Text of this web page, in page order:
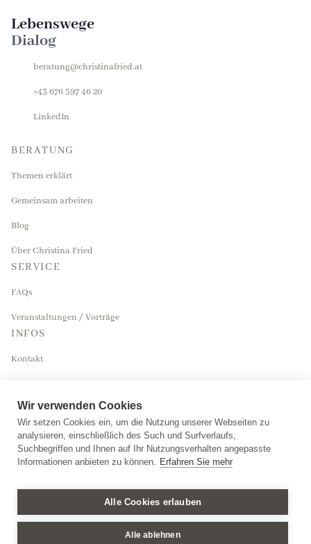
Wir verwenden Cookies
Wir setzen Cookies ein, um die Nutzung unserer Webseiten zu
analysieren, einschließlich des Such und Surfverlaufs,
Suchbegriffen und Ihnen auf Ihr Nutzungsverhalten angepasste
Informationen anbieten zu können. Erfahren Sie mehr
Alle Cookies erlauben
Alle ablehnen
Lebenswege
Dialog
beratung@christinafried.at
+43 676 597 46 20
LinkedIn
BERATUNG
Themen erklärt
Gemeinsam arbeiten
Blog
Über Christina Fried
SERVICE
FAQs
Veranstaltungen / Vorträge
INFOS
Kontakt
Datenschutzerklärung
Mitglied des Expertenpools Trauerbegleitung
Copyright © Lebenswegedialog, 2026